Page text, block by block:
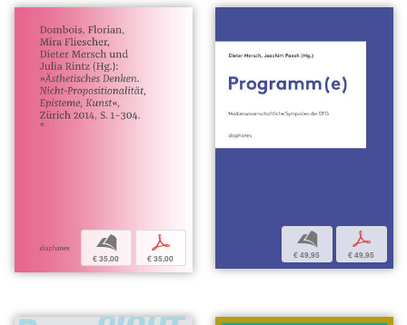
b
€ 35,00
p
€ 35,00
b
€ 49,95
p
€ 49,95